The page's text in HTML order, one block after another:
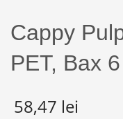
Cappy
PET, Bax
58,47 lei